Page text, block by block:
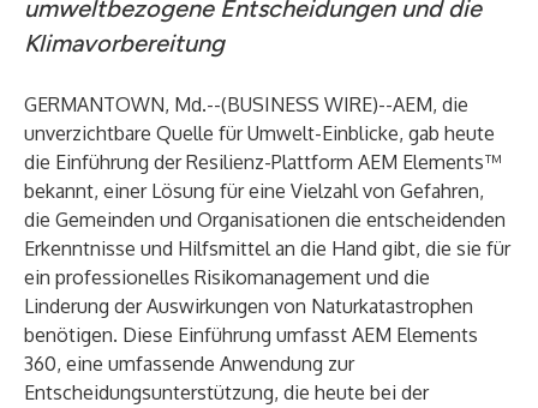
umweltbezogene Entscheidungen und die
Klimavorbereitung
GERMANTOWN, Md.--(BUSINESS WIRE)--AEM, die
unverzichtbare Quelle für Umwelt-Einblicke, gab heute
die Einführung der Resilienz-Plattform AEM Elements™
bekannt, einer Lösung für eine Vielzahl von Gefahren,
die Gemeinden und Organisationen die entscheidenden
Erkenntnisse und Hilfsmittel an die Hand gibt, die sie für
ein professionelles Risikomanagement und die
Linderung der Auswirkungen von Naturkatastrophen
benötigen. Diese Einführung umfasst AEM Elements
360, eine umfassende Anwendung zur
Entscheidungsunterstützung, die heute bei der